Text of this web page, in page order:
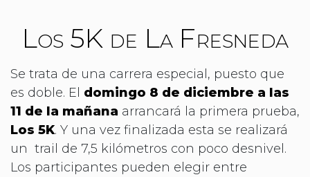
Los 5K de La Fresneda
Se trata de una carrera especial, puesto que
es doble. El domingo 8 de diciembre a las
11 de la mañana arrancará la primera prueba,
Los 5K. Y una vez finalizada esta se realizará
un trail de 7,5 kilómetros con poco desnivel.
Los participantes pueden elegir entre